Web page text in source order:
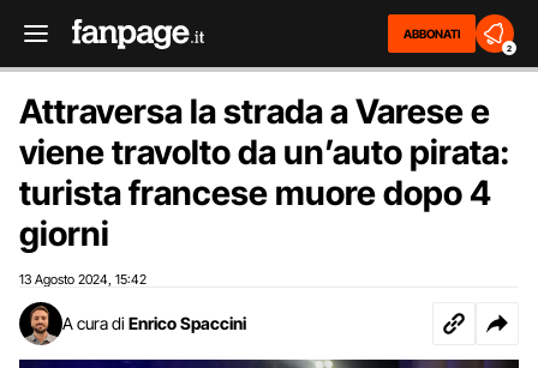
ABBONATI
2
Attraversa la strada a Varese e
viene travolto da un’auto pirata:
turista francese muore dopo 4
giorni
13 Agosto 2024 15:42
A cura di Enrico Spaccini